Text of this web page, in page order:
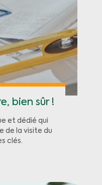
bien sûr !
et dédié qui
de la visite du
clés.